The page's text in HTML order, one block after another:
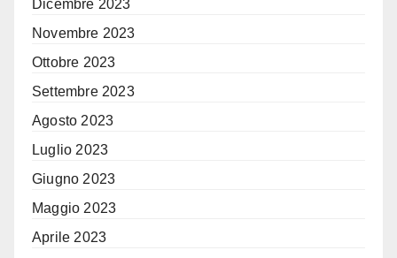
Dicembre 2023
Novembre 2023
Ottobre 2023
Settembre 2023
Agosto 2023
Luglio 2023
Giugno 2023
Maggio 2023
Aprile 2023